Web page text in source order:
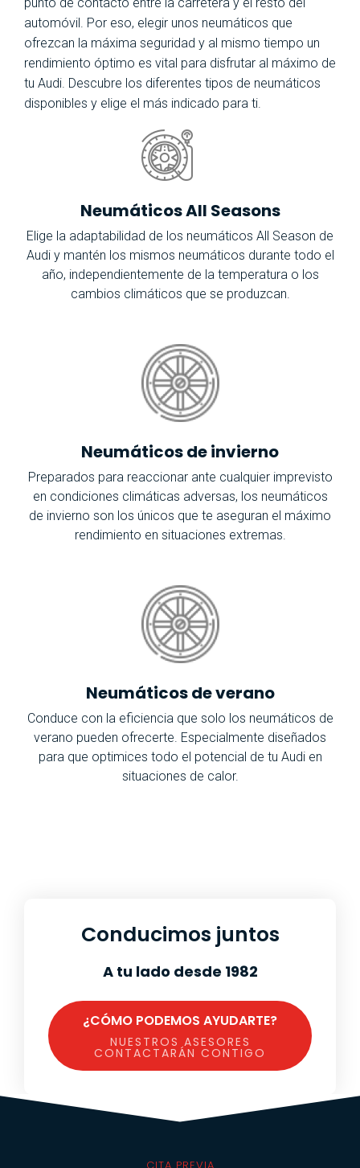
automóvil. Por eso, elegir unos neumáticos que
ofrezcan la máxima seguridad y al mismo tiempo un
rendimiento óptimo es vital para disfrutar al máximo de
tu Audi. Descubre los diferentes tipos de neumáticos
disponibles y elige el más indicado para ti.
Neumáticos All Seasons
Elige la adaptabilidad de los neumáticos All Season de
Audi y mantén los mismos neumáticos durante todo el
año, independientemente de la temperatura o los
cambios climáticos que se produzcan.
Neumáticos de invierno
Preparados para reaccionar ante cualquier imprevisto
en condiciones climáticas adversas, los neumáticos
de invierno son los únicos que te aseguran el máximo
rendimiento en situaciones extremas.
Neumáticos de verano
Conduce con la eficiencia que solo los neumáticos de
verano pueden ofrecerte. Especialmente diseñados
para que optimices todo el potencial de tu Audi en
situaciones de calor.
Conducimos juntos
A tu lado desde 1982
¿CÓMO PODEMOS AYUDARTE?
NUESTROS ASESORES
CONTACTARÁN CONTIGO